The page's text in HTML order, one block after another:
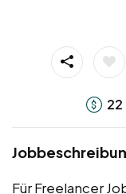
22
Für Freelancer